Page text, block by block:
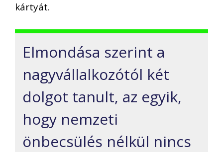
kártyát.
Elmondása szerint a
nagyvállalkozótól két
dolgot tanult, az egyik,
hogy nemzeti
önbecsülés nélkül nincs